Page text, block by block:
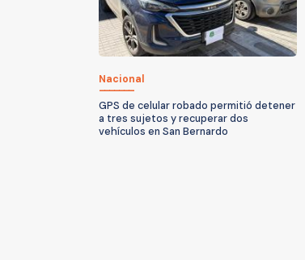
Nacional
GPS de celular robado permitió detener
a tres sujetos y recuperar dos
vehículos en San Bernardo